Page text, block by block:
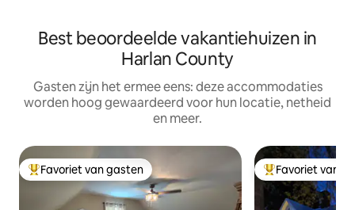
Best beoordeelde vakantiehuizen in
Harlan County
Gasten zijn het ermee eens: deze accommodaties
worden hoog gewaardeerd voor hun locatie, netheid
en meer.
Topfavoriet van gasten
Favoriet van gasten Topfavoriet van
Favoriet van